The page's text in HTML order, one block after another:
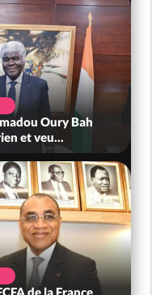
Oury Bah
et veu...
de la France